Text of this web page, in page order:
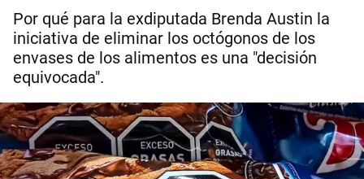
Por qué para la exdiputada Brenda Austin la
iniciativa de eliminar los octógonos de los
envases de los alimentos es una "decisión
equivocada".